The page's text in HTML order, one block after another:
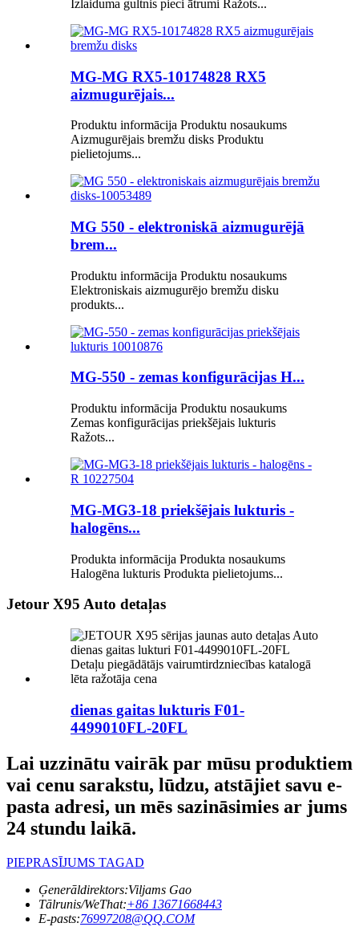
Izlaiduma gultnis pieci ātrumi Ražots...
MG-MG RX5-10174828 RX5
aizmugurējais...
Produktu informācija Produktu nosaukums
Aizmugurējais bremžu disks Produktu
pielietojums...
MG 550 - elektroniskā aizmugurējā
brem...
Produktu informācija Produktu nosaukums
Elektroniskais aizmugurējo bremžu disku
produkts...
MG-550 - zemas konfigurācijas H...
Produktu informācija Produktu nosaukums
Zemas konfigurācijas priekšējais lukturis
Ražots...
MG-MG3-18 priekšējais lukturis -
halogēns...
Produkta informācija Produkta nosaukums
Halogēna lukturis Produkta pielietojums...
Jetour X95 Auto detaļas
dienas gaitas lukturis F01-
4499010FL-20FL
Lai uzzinātu vairāk par mūsu produktiem
vai cenu sarakstu, lūdzu, atstājiet savu e-
pasta adresi, un mēs sazināsimies ar jums
24 stundu laikā.
PIEPRASĪJUMS TAGAD
Ģenerāldirektors:Viljams Gao
Tālrunis/WeThat:+86 13671668443
E-pasts:76997208@QQ.COM